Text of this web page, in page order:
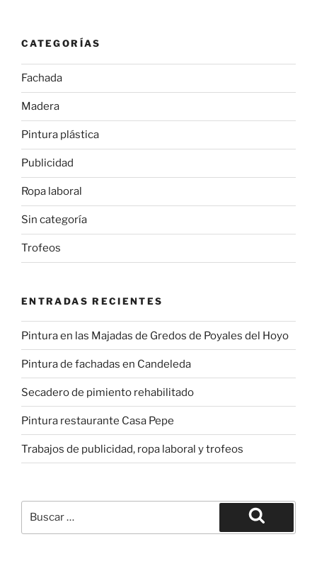
CATEGORÍAS
Fachada
Madera
Pintura plástica
Publicidad
Ropa laboral
Sin categoría
Trofeos
ENTRADAS RECIENTES
Pintura en las Majadas de Gredos de Poyales del Hoyo
Pintura de fachadas en Candeleda
Secadero de pimiento rehabilitado
Pintura restaurante Casa Pepe
Trabajos de publicidad, ropa laboral y trofeos
por:
Buscar